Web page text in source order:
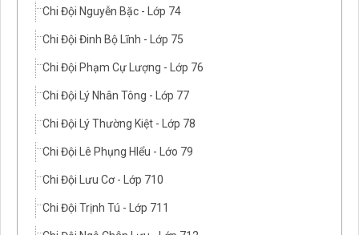
Chi Đội Nguyễn Bặc - Lớp 74
Chi Đội Đinh Bộ Lĩnh - Lớp 75
Chi Đội Phạm Cự Lượng - Lớp 76
Chi Đội Lý Nhân Tông - Lớp 77
Chi Đội Lý Thường Kiệt - Lớp 78
Chi Đội Lê Phụng HIểu - Lớo 79
Chi Đội Lưu Cơ - Lớp 710
Chi Đội Trịnh Tú - Lớp 711